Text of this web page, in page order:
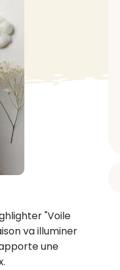
Spray corporel
"Voile
va illuminer
une